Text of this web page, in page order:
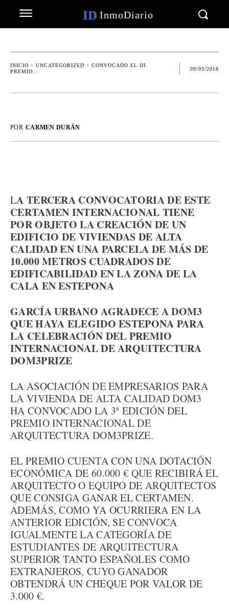
ID InmoDiario
INICIO UNCATEGORIZED
CONVOCADO EL III
PREMIO...
09/03/2018
POR CARMEN DURÁN
LA TERCERA CONVOCATORIA DE ESTE
CERTAMEN INTERNACIONAL TIENE
POR OBJETO LA CREACIÓN DE UN
EDIFICIO DE VIVIENDAS DE ALTA
CALIDAD EN UNA PARCELA DE MÁS DE
10.000 METROS CUADRADOS DE
EDIFICABILIDAD EN LA ZONA DE LA
CALA EN ESTEPONA
GARCÍA URBANO AGRADECE A DOM3
QUE HAYA ELEGIDO ESTEPONA PARA
LA CELEBRACIÓN DEL PREMIO
INTERNACIONAL DE ARQUITECTURA
DOM3PRIZE
LA ASOCIACIÓN DE EMPRESARIOS PARA
LA VIVIENDA DE ALTA CALIDAD DOM3
HA CONVOCADO LA 3ª EDICIÓN DEL
PREMIO INTERNACIONAL DE
ARQUITECTURA DOM3PRIZE.
EL PREMIO CUENTA CON UNA DOTACIÓN
ECONÓMICA DE 60.000 € QUE RECIBIRÁ EL
ARQUITECTO O EQUIPO DE ARQUITECTOS
QUE CONSIGA GANAR EL CERTAMEN.
ADEMÁS, COMO YA OCURRIERA EN LA
ANTERIOR EDICIÓN, SE CONVOCA
IGUALMENTE LA CATEGORÍA DE
ESTUDIANTES DE ARQUITECTURA
SUPERIOR TANTO ESPAÑOLES COMO
EXTRANJEROS, CUYO GANADOR
OBTENDRÁ UN CHEQUE POR VALOR DE
3.000 €.